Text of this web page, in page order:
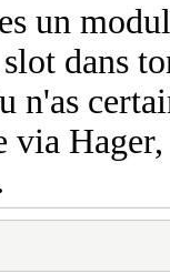
un
dans
n'as
via